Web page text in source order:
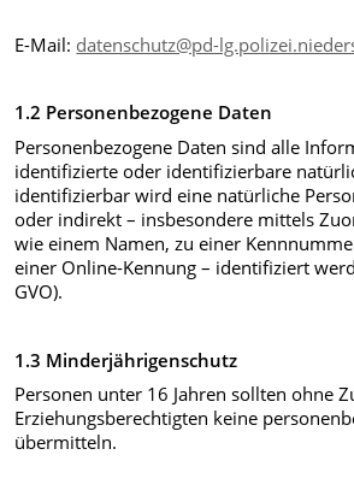
E-Mail: datenschutz@pd-
1.2 Personenbezogene Daten
Personenbezogene Daten sind alle
identifizierte oder identifizierbare
identifizierbar wird eine natürliche
oder indirekt – insbesondere mittels
wie einem Namen, zu einer
einer Online-Kennung – identifiziert
GVO).
1.3 Minderjährigenschutz
Personen unter 16 Jahren sollten ohne
Erziehungsberechtigten keine
übermitteln.